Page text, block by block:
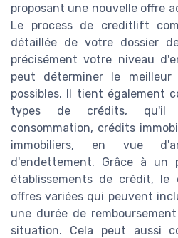
proposant une nouvelle offre
Le process de creditlift
détaillée de votre dossier
précisément votre niveau
peut déterminer le meilleur
possibles. Il tient également
types de crédits, qu'il
consommation, crédits
immobiliers, en vue
d'endettement. Grâce à un
établissements de crédit,
offres variées qui peuvent
une durée de
situation. Cela peut aussi